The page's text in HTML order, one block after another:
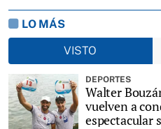
LO MÁS
VISTO
DEPORTES
Walter
vuelven a
espectacular